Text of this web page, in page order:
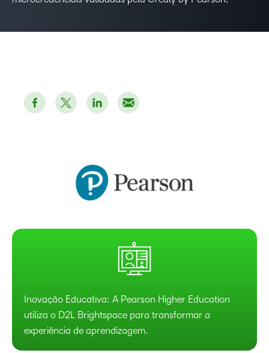
Inovação Educativa: A Pearson Higher Education
utiliza o D2L Brightspace para transformar a
experiência de aprendizagem.